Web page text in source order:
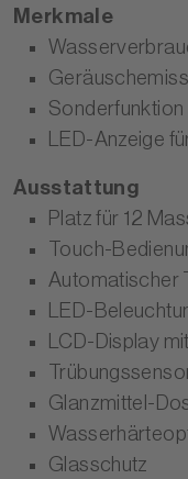
Merkmale
LED-Anzeige
Ausstattung
Platz für 12
Touch-
Automatischer
LED-
LCD-Display
Glanzmittel-
Glasschutz